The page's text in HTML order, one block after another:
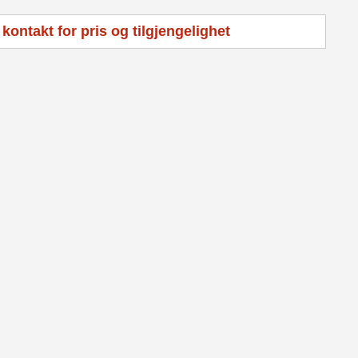
kontakt for pris og tilgjengelighet